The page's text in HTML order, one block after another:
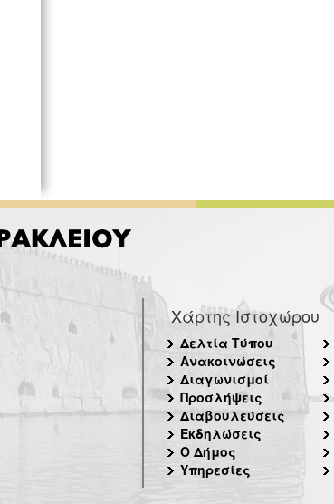
Χάρτης Ιστοχώρου
Δελτία Τύπου
Ανακοινώσεις
Διαγωνισμοί
Προσλήψεις
Διαβουλεύσεις
Εκδηλώσεις
Ο Δήμος
Υπηρεσίες